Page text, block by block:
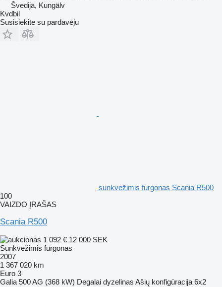
Švedija, Kungälv
Kvdbil
Susisiekite su pardavėju
sunkvežimis furgonas Scania R500
100
VAIZDO ĮRAŠAS
Scania R500
1 092 € 12 000 SEK
Sunkvežimis furgonas
2007
1 367 020 km
Euro 3
Galia 500 AG (368 kW) Degalai dyzelinas Ašių konfigūracija 6x2